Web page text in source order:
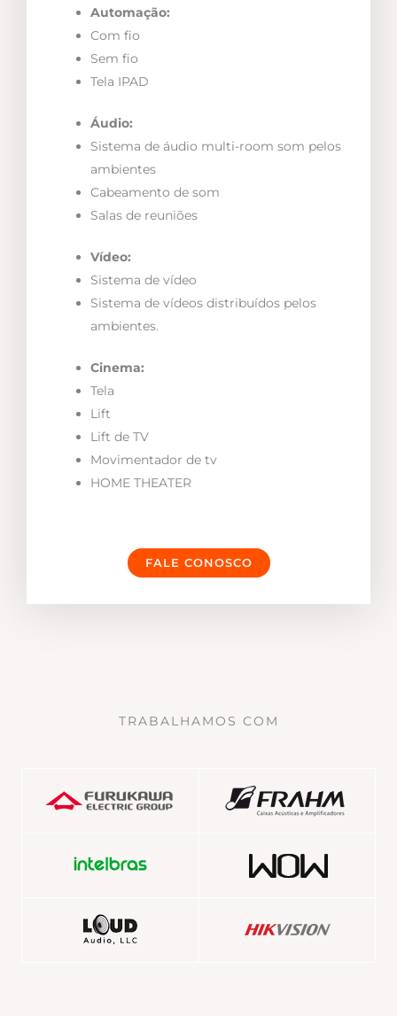
Automação:
Com fio
Sem fio
Tela IPAD
Áudio:
Sistema de áudio multi-room som pelos
ambientes
Cabeamento de som
Salas de reuniões
Vídeo:
Sistema de vídeo
Sistema de vídeos distribuídos pelos
ambientes.
Cinema:
Tela
Lift
Lift de TV
Movimentador de tv
HOME THEATER
FALE CONOSCO
TRABALHAMOS COM